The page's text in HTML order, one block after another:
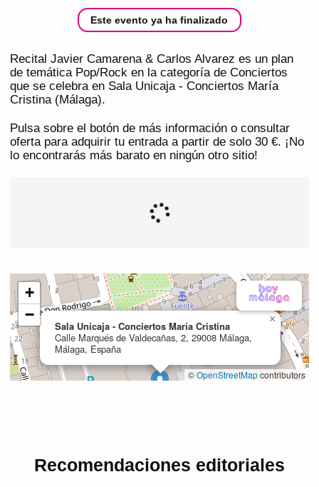
Este evento ya ha finalizado
Recital Javier Camarena & Carlos Alvarez es un plan
de temática Pop/Rock en la categoría de Conciertos
que se celebra en Sala Unicaja - Conciertos María
Cristina (Málaga).
Pulsa sobre el botón de más información o consultar
oferta para adquirir tu entrada a partir de solo 30 €. ¡No
lo encontrarás más barato en ningún otro sitio!
Recomendaciones editoriales